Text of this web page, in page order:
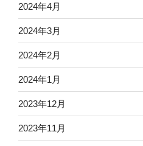
2024年4月
2024年3月
2024年2月
2024年1月
2023年12月
2023年11月